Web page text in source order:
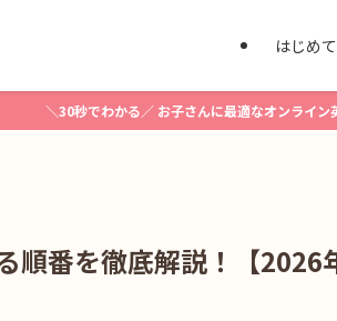
はじめ
＼30秒でわかる／ お子さんに最適なオンライ
番を徹底解説！【2026